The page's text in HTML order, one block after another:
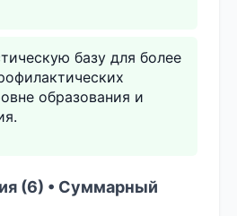
базу для более
образования и
(6) • Суммарный